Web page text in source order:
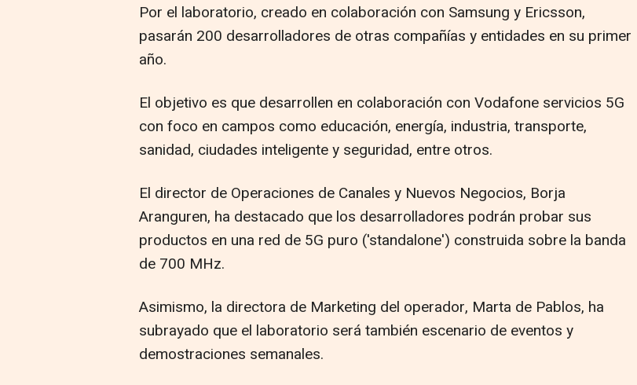
Por el laboratorio, creado en colaboración con Samsung y Ericsson,
pasarán 200 desarrolladores de otras compañías y entidades en su primer
año.
El objetivo es que desarrollen en colaboración con Vodafone servicios 5G
con foco en campos como educación, energía, industria, transporte,
sanidad, ciudades inteligente y seguridad, entre otros.
El director de Operaciones de Canales y Nuevos Negocios, Borja
Aranguren, ha destacado que los desarrolladores podrán probar sus
productos en una red de 5G puro ('standalone') construida sobre la banda
de 700 MHz.
Asimismo, la directora de Marketing del operador, Marta de Pablos, ha
subrayado que el laboratorio será también escenario de eventos y
demostraciones semanales.